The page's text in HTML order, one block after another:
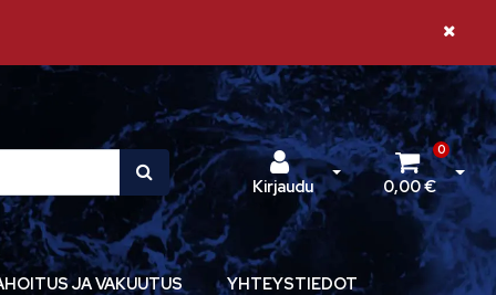
Sulje
Kirjaudu
Avaa kirjautuminen
0
0,00 €
JA VAKUUTUS YHTEYSTIEDOT